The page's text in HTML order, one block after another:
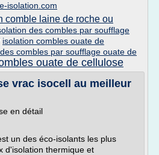
isolation.com
comble laine de roche ou
des combles par soufflage
isolation combles ouate de
combles par soufflage ouate de
ouate de cellulose
vrac isocell au meilleur
en détail
un des éco-isolants les plus
d'isolation thermique et